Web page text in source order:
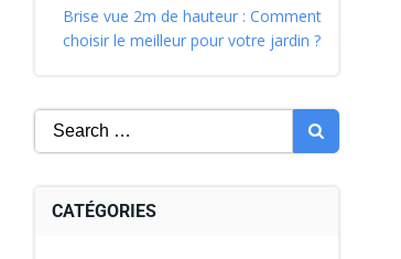
Brise vue 2m de hauteur : Comment
choisir le meilleur pour votre jardin ?
CATÉGORIES